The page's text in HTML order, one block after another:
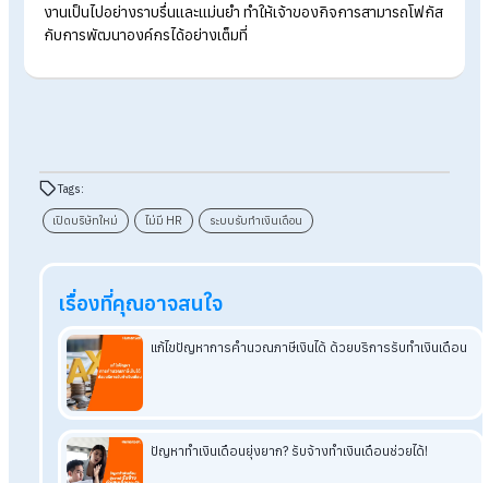
บริการหลังการขาย
ลูกค้าอย่างต่อเนื่อง
สรุปเปิดบริษัทใหม่ ไม่มี HR ระบบรับทำเ
เดือนช่วยได้
สำหรับบริษัทที่เพิ่งเปิดใหม่และไม่มี HR ช่วยจัดการเรื่องเงินเดือน
พนักงานในบริษัท อาจส่งผลให้การบริหารเงินเดือนเป็นภาระงานที่
ยาก แต่ปัญหานี้จะหมดไปด้วยระบบรับทำเงินเดือนที่ช่วยให้การดำเ